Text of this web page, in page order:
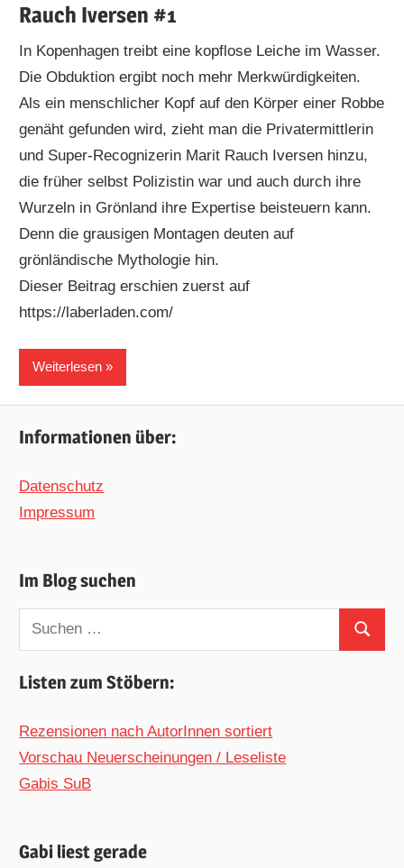
Rauch Iversen #1
In Kopenhagen treibt eine kopflose Leiche im Wasser.
Die Obduktion ergibt noch mehr Merkwürdigkeiten.
Als ein menschlicher Kopf auf den Körper einer Robbe
genäht gefunden wird, zieht man die Privatermittlerin
und Super-Recognizerin Marit Rauch Iversen hinzu,
die früher selbst Polizistin war und auch durch ihre
Wurzeln in Grönland ihre Expertise beisteuern kann.
Denn die grausigen Montagen deuten auf
grönländische Mythologie hin.
Dieser Beitrag erschien zuerst auf
https://laberladen.com/
Weiterlesen
Informationen über:
Datenschutz
Impressum
Im Blog suchen
Suchen
nach:
Suchen
Listen zum Stöbern:
Rezensionen nach AutorInnen sortiert
Vorschau Neuerscheinungen / Leseliste
Gabis SuB
Gabi liest gerade